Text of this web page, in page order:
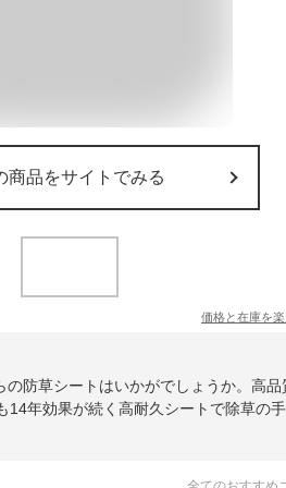
商品をサイトでみる
価格と在庫を
防草シートはいかがでしょうか。高品
14年効果が続く高耐久シートで除草の
全てのおすすめ